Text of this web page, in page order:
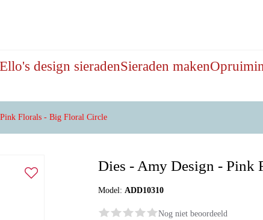
Ello's design sieradenSieraden maken
Florals - Big Floral Circle
Dies - Amy Design - Pink
Model:ADD10310
Nog niet beoordeeld